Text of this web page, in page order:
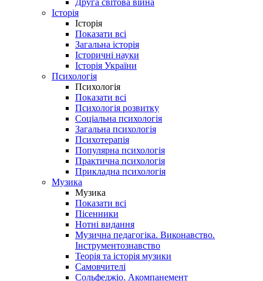
Друга світова війна
Історія
Історія
Показати всі
Загальна історія
Історичні науки
Історія України
Психологія
Психологія
Показати всі
Психологія розвитку
Соціальна психологія
Загальна психологія
Психотерапія
Популярна психологія
Практична психологія
Прикладна психологія
Музика
Музика
Показати всі
Пісенники
Нотні видання
Музична педагогіка. Виконавство.
Інструментознавство
Теорія та історія музики
Самовчителі
Сольфеджіо. Акомпанемент